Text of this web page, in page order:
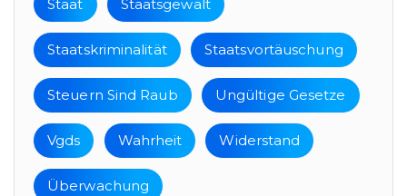
Staat Staatsgewalt
Staatskriminalität Staatsvortäuschung
Steuern Sind Raub Ungültige Gesetze
Vgds Wahrheit Widerstand
Überwachung